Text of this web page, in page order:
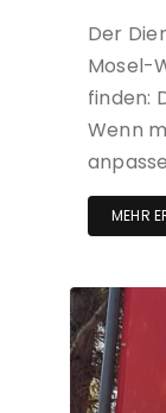
Der
Mosel-
finden:
Wenn
MEHR